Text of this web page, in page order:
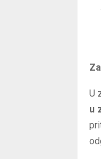
U
u